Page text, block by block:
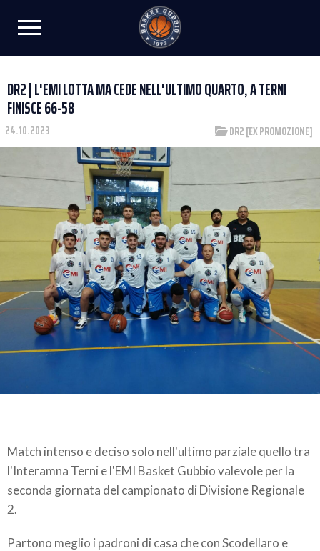
DR2 | L'EMI LOTTA MA CEDE NELL'ULTIMO QUARTO, A TERNI
FINISCE 66-58
24.10.2023 DR2 [EX PROMOZIONE]
Match intenso e deciso solo nell'ultimo parziale quello tra
l'Interamna Terni e l'EMI Basket Gubbio valevole per la
seconda giornata del campionato di Divisione Regionale
2.
Partono meglio i padroni di casa che con Scodellaro e